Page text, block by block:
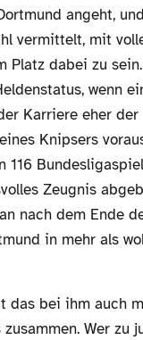
angeht,
vermittelt, mit
Platz dabei zu
wenn
Karriere eher der
Knipsers
116
Zeugnis
nach dem Ende
in mehr als
Wer zu